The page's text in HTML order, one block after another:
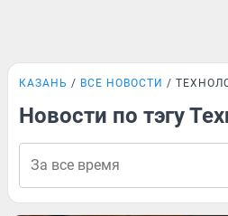
КАЗАНЬ ВСЕ НОВОСТИ
Новости по тэгу